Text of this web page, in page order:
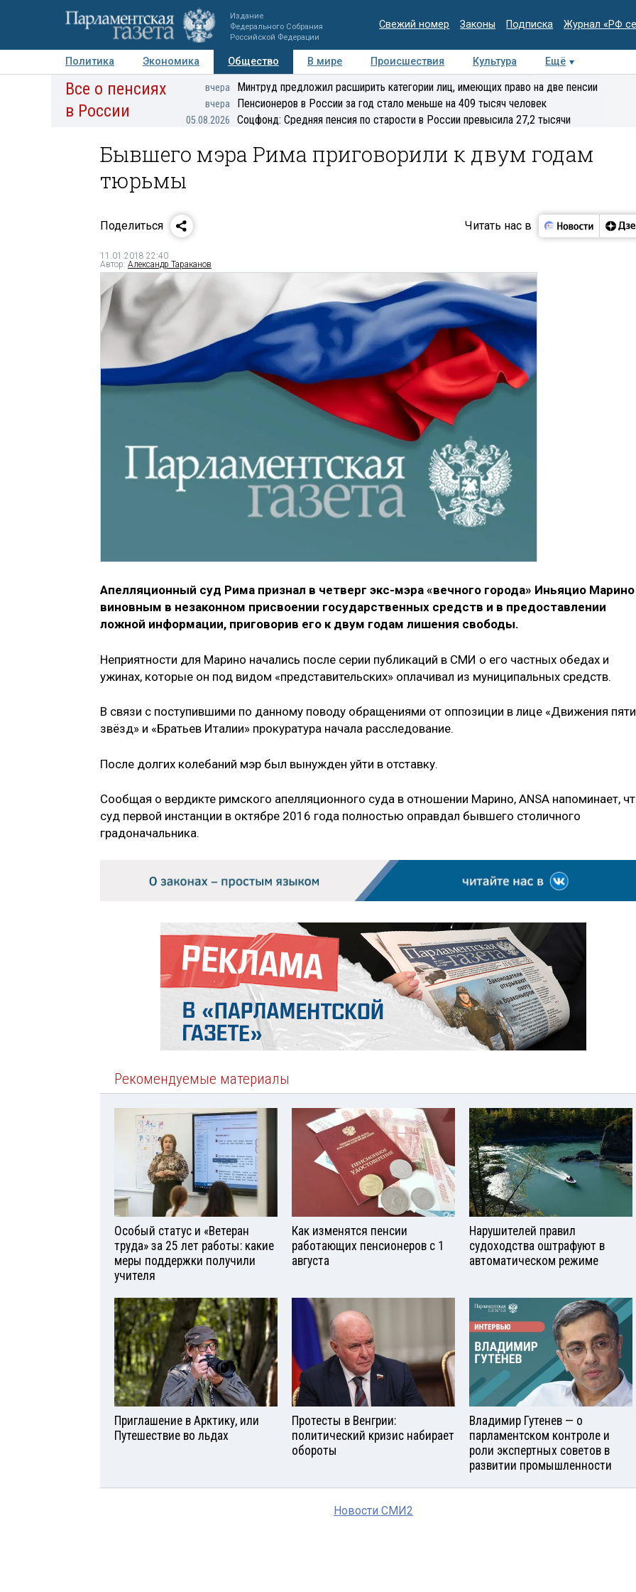
Издание
Федерального Собрания
Российской Федерации
Свежий номер Законы Подписка Журнал «РФ
Политика Экономика Общество В мире Происшествия Культура
Ещё
Авторы Персоны Мнения Регионы Медиацентр Интервью Колумнисты
Все о пенсиях
в России
вчера Минтруд предложил расширить категории лиц, имеющих право на две пенсии
вчера Пенсионеров в России за год стало меньше на 409 тысяч человек
05.08.2026 Соцфонд: Средняя пенсия по старости в России превысила 27,2 тысячи
Бывшего мэра Рима приговорили к двум годам
тюрьмы
Поделиться Читать нас в
11.01.2018 22:40
Автор: Александр Тараканов
Апелляционный суд Рима признал в четверг экс-мэра «вечного города» Иньяцио Марино
виновным в незаконном присвоении государственных средств и в предоставлении
ложной информации, приговорив его к двум годам лишения свободы.
Неприятности для Марино начались после серии публикаций в СМИ о его частных обедах и
ужинах, которые он под видом «представительских» оплачивал из муниципальных средств.
В связи с поступившими по данному поводу обращениями от оппозиции в лице «Движения пяти
звёзд» и «Братьев Италии» прокуратура начала расследование.
После долгих колебаний мэр был вынужден уйти в отставку.
Сообщая о вердикте римского апелляционного суда в отношении Марино, ANSA напоминает,
суд первой инстанции в октябре 2016 года полностью оправдал бывшего столичного
градоначальника.
Рекомендуемые материалы
Особый статус и «Ветеран
труда» за 25 лет работы: какие
меры поддержки получили
учителя
Как изменятся пенсии
работающих пенсионеров с 1
августа
Нарушителей правил
судоходства оштрафуют в
автоматическом режиме
Приглашение в Арктику, или
Путешествие во льдах
Протесты в Венгрии:
политический кризис набирает
обороты
Владимир Гутенев — о
парламентском контроле и
роли экспертных советов в
развитии промышленности
Новости СМИ2